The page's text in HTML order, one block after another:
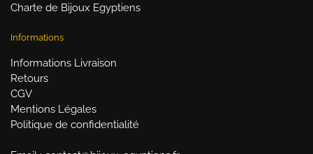
Charte de Bijoux Egyptiens
Informations
Informations Livraison
Retours
CGV
Mentions Légales
Politique de confidentialité